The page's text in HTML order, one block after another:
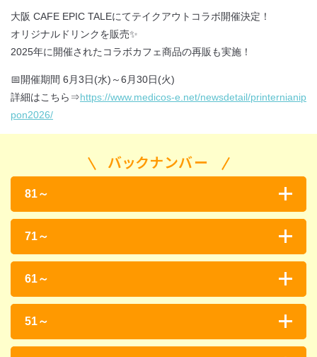
大阪 CAFE EPIC TALEにてテイクアウトコラボ開催決定！
オリジナルドリンクを販売✨
2025年に開催されたコラボカフェ商品の再販も実施！
📅開催期間 6月3日(水)～6月30日(火)
詳細はこちら⇒https://www.medicos-e.net/newsdetail/printernianip
pon2026/
バックナンバー
51～
61～
71～
81～